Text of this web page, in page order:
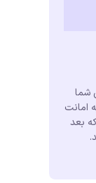
شما
امانت
بعد